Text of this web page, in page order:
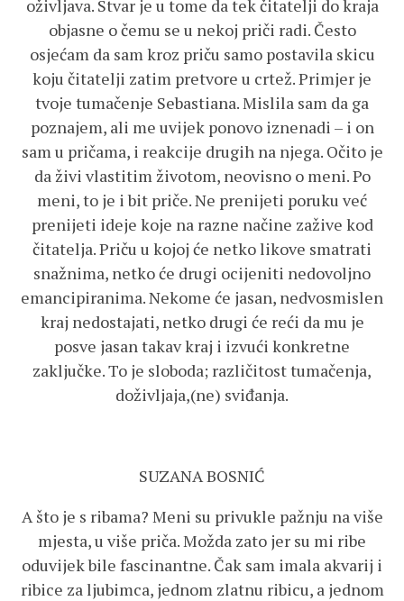
oživljava. Stvar je u tome da tek čitatelji do kraja
objasne o čemu se u nekoj priči radi. Često
osjećam da sam kroz priču samo postavila skicu
koju čitatelji zatim pretvore u crtež. Primjer je
tvoje tumačenje Sebastiana. Mislila sam da ga
poznajem, ali me uvijek ponovo iznenadi – i on
sam u pričama, i reakcije drugih na njega. Očito je
da živi vlastitim životom, neovisno o meni. Po
meni, to je i bit priče. Ne prenijeti poruku već
prenijeti ideje koje na razne načine zažive kod
čitatelja. Priču u kojoj će netko likove smatrati
snažnima, netko će drugi ocijeniti nedovoljno
emancipiranima. Nekome će jasan, nedvosmislen
kraj nedostajati, netko drugi će reći da mu je
posve jasan takav kraj i izvući konkretne
zaključke. To je sloboda; različitost tumačenja,
doživljaja,(ne) sviđanja.
SUZANA BOSNIĆ
A što je s ribama? Meni su privukle pažnju na više
mjesta, u više priča. Možda zato jer su mi ribe
oduvijek bile fascinantne. Čak sam imala akvarij i
ribice za ljubimca, jednom zlatnu ribicu, a jednom